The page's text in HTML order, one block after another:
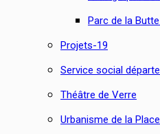
Parc de la
Projets-19
Service social
Théâtre de Verre
Urbanisme de la